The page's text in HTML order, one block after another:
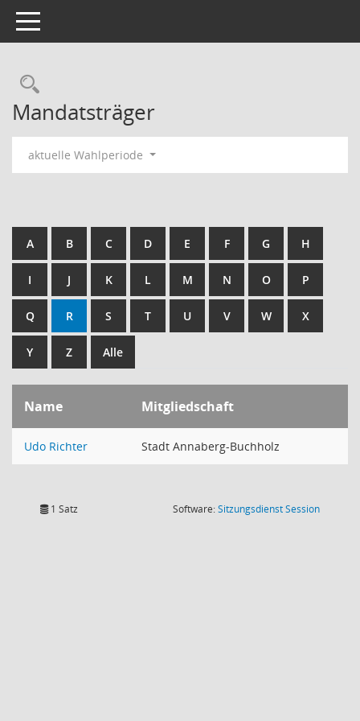
Toggle navigation
Rechercheauswahl
Mandatsträger
aktuelle Wahlperiode
A B C D E F G H
I J K L M N O P
Q R S T U V W X
Y Z Alle
Name Mitgliedschaft
Udo Richter Stadt Annaberg-Buchholz
1 Satz Software:SitzungsdienstSession(Wird in